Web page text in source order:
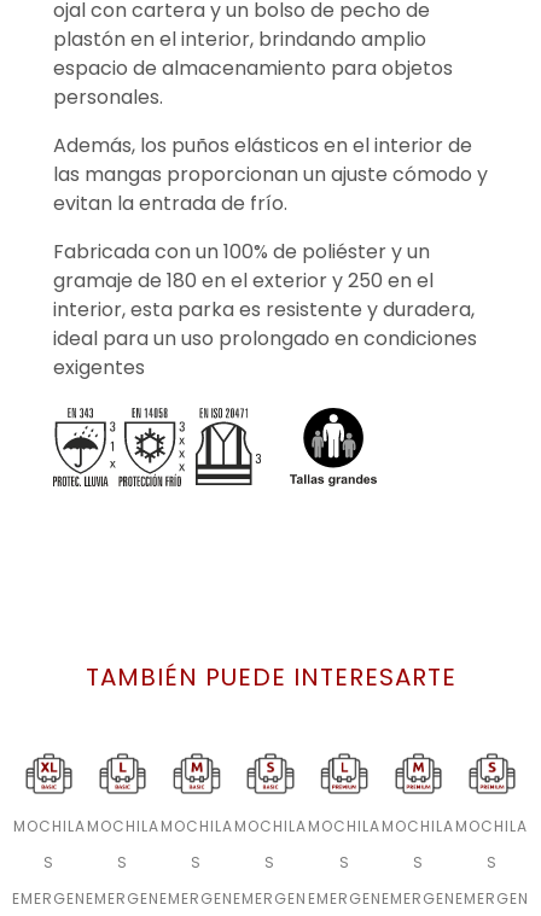
ojal con cartera y un bolso de pecho de
plastón en el interior, brindando amplio
espacio de almacenamiento para objetos
personales.
Además, los puños elásticos en el interior de
las mangas proporcionan un ajuste cómodo y
evitan la entrada de frío.
Fabricada con un 100% de poliéster y un
gramaje de 180 en el exterior y 250 en el
interior, esta parka es resistente y duradera,
ideal para un uso prolongado en condiciones
exigentes
TAMBIÉN PUEDE INTERESARTE
MOCHILA
S
EMERGEN
MOCHILA
S
EMERGEN
MOCHILA
S
EMERGEN
MOCHILA
S
EMERGEN
MOCHILA
S
EMERGEN
MOCHILA
S
EMERGEN
MOCHILA
S
EMERGEN